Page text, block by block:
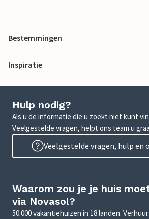
Bestemmingen
Inspiratie
Hulp nodig?
Als u de informatie die u zoekt niet kunt
Veelgestelde vragen, helpt ons team u
Veelgestelde vragen, hulp en
Waarom zou je je huis
via Novasol?
50.000 vakantiehuizen in 18 landen.